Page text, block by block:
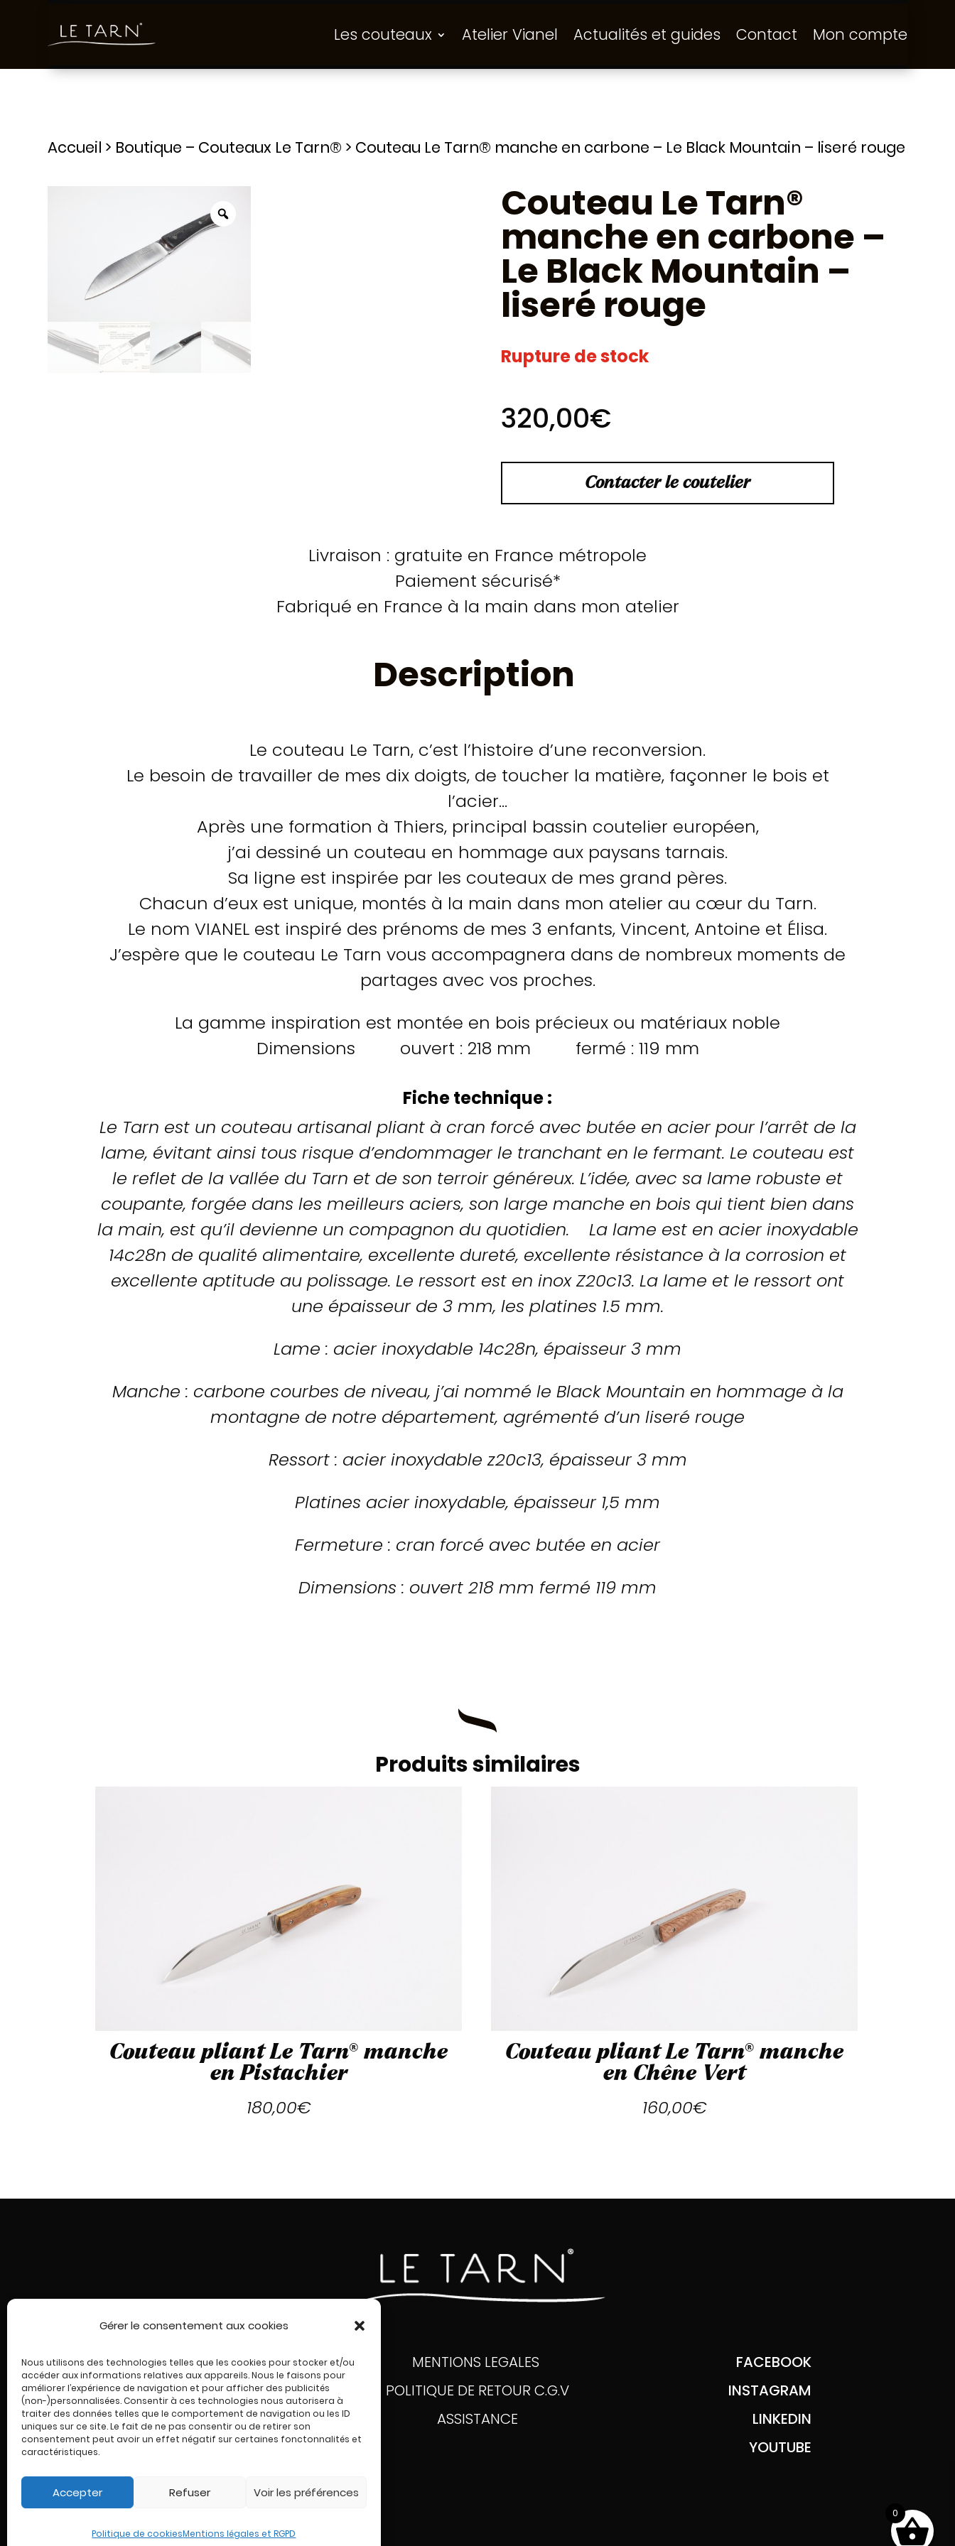
Gérer le consentement aux cookies
Nous utilisons des technologies telles que les cookies pour stocker et/ou
accéder aux informations relatives aux appareils. Nous le faisons pour
améliorer l’expérience de navigation et pour afficher des publicités
(non-)personnalisées. Consentir à ces technologies nous autorisera à
traiter des données telles que le comportement de navigation ou les ID
uniques sur ce site. Le fait de ne pas consentir ou de retirer son
consentement peut avoir un effet négatif sur certaines fonctonnalités et
caractéristiques.
Accepter Refuser Voir les préférences
Politique de cookiesMentions légales et RGPD
Les couteaux Atelier Vianel Actualités et guides Contact Mon compte
Accueil > Boutique – Couteaux Le Tarn® > Couteau Le Tarn® manche en carbone – Le Black Mountain – liseré rouge
Couteau Le Tarn®
manche en carbone –
Le Black Mountain –
liseré rouge
Rupture de stock
320,00€
Contacter le coutelier
Livraison : gratuite en France métropole
Paiement sécurisé*
Fabriqué en France à la main dans mon atelier
Description
Le couteau Le Tarn, c’est l’histoire d’une reconversion.
Le besoin de travailler de mes dix doigts, de toucher la matière, façonner le bois et
l’acier…
Après une formation à Thiers, principal bassin coutelier européen,
j’ai dessiné un couteau en hommage aux paysans tarnais.
Sa ligne est inspirée par les couteaux de mes grand pères.
Chacun d’eux est unique, montés à la main dans mon atelier au cœur du Tarn.
Le nom VIANEL est inspiré des prénoms de mes 3 enfants, Vincent, Antoine et Élisa.
J’espère que le couteau Le Tarn vous accompagnera dans de nombreux moments de
partages avec vos proches.
La gamme inspiration est montée en bois précieux ou matériaux noble
Dimensions ouvert : 218 mm fermé : 119 mm
Fiche technique :
Le Tarn est un couteau artisanal pliant à cran forcé avec butée en acier pour l’arrêt de la
lame, évitant ainsi tous risque d’endommager le tranchant en le fermant. Le couteau est
le reflet de la vallée du Tarn et de son terroir généreux. L’idée, avec sa lame robuste et
coupante, forgée dans les meilleurs aciers, son large manche en bois qui tient bien dans
la main, est qu’il devienne un compagnon du quotidien. La lame est en acier inoxydable
14c28n de qualité alimentaire, excellente dureté, excellente résistance à la corrosion et
excellente aptitude au polissage. Le ressort est en inox Z20c13. La lame et le ressort ont
une épaisseur de 3 mm, les platines 1.5 mm.
Lame : acier inoxydable 14c28n, épaisseur 3 mm
Manche : carbone courbes de niveau, j’ai nommé le Black Mountain en hommage à la
montagne de notre département, agrémenté d’un liseré rouge
Ressort : acier inoxydable z20c13, épaisseur 3 mm
Platines acier inoxydable, épaisseur 1,5 mm
Fermeture : cran forcé avec butée en acier
Dimensions : ouvert 218 mm fermé 119 mm
Produits similaires
Couteau pliant Le Tarn® manche
en Pistachier
180,00€
Couteau pliant Le Tarn® manche
en Chêne Vert
160,00€
ACCUEIL
LES COUTEAUX
L’ATELIER VIANEL
ACTUALITÉS ET GUIDES
MENTIONS LEGALES
POLITIQUE DE RETOUR C.G.V
ASSISTANCE
FACEBOOK
INSTAGRAM
LINKEDIN
YOUTUBE
0